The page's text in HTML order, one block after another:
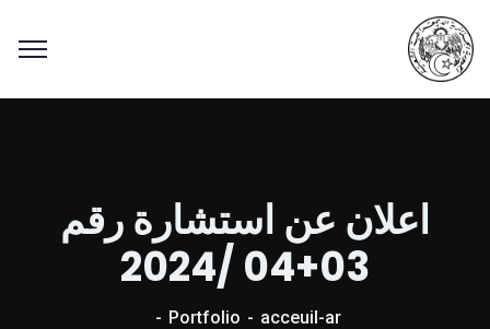
اعلان عن استشارة رقم
03+04 /2024
acceuil-ar
Portfolio